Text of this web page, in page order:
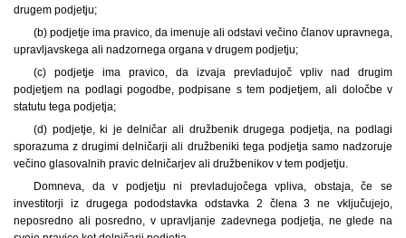
drugem podjetju;
(b) podjetje ima pravico, da imenuje ali odstavi večino članov upravnega,
upravljavskega ali nadzornega organa v drugem podjetju;
(c) podjetje ima pravico, da izvaja prevladujoč vpliv nad drugim
podjetjem na podlagi pogodbe, podpisane s tem podjetjem, ali določbe v
statutu tega podjetja;
(d) podjetje, ki je delničar ali družbenik drugega podjetja, na podlagi
sporazuma z drugimi delničarji ali družbeniki tega podjetja samo nadzoruje
večino glasovalnih pravic delničarjev ali družbenikov v tem podjetju.
Domneva, da v podjetju ni prevladujočega vpliva, obstaja, če se
investitorji iz drugega pododstavka odstavka 2 člena 3 ne vključujejo,
neposredno ali posredno, v upravljanje zadevnega podjetja, ne glede na